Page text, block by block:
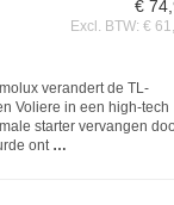
€
Excl. BTW: €
verandert de TL-
Voliere in een high-tech
starter vervangen
ont…